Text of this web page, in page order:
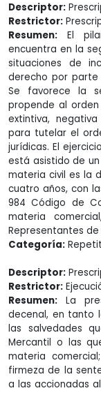
Descriptor:
Restrictor:
Resumen: El
encuentra en la
situaciones de
derecho por
Se favorece la
propende al
extintiva,
para tutelar el
jurídicas. El
está asistido de
materia civil es la
cuatro años, con
984 Código de
materia
Representantes de
Categoría:
Descriptor:
Restrictor:
Resumen: La
decenal, en tanto
las salvedades
Mercantil o las
materia
firmeza de la
a las accionadas